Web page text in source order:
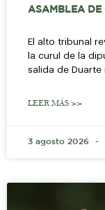
ASAMBLEA DE
El alto tribunal
la curul de la
salida de
LEER MÁS >>
3 agosto 2026